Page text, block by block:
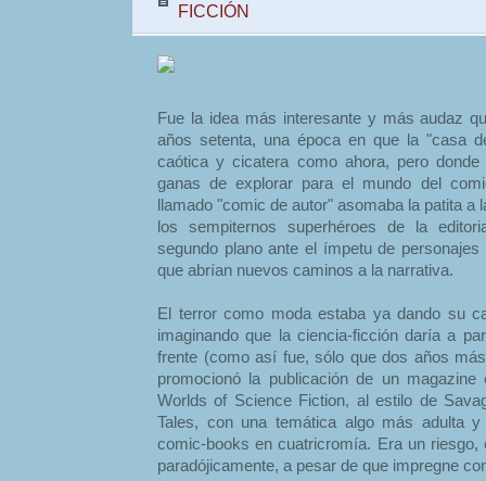
FICCIÓN
Fue la idea más interesante y más audaz
años setenta, una época en que la "casa
caótica y cicatera como ahora, pero
ganas de explorar para el mundo del
llamado "comic de autor" asomaba la patita a
los sempiternos superhéroes de la
segundo plano ante el ímpetu de
que abrían nuevos caminos a la narrativa.
El terror como moda estaba ya dando su
imaginando que la ciencia-ficción daría a
frente (como así fue, sólo que dos años
promocionó la publicación de un
Worlds of Science Fiction, al estilo de
Tales, con una temática algo más adulta
comic-books en cuatricromía. Era un riesgo,
paradójicamente, a pesar de que impregne